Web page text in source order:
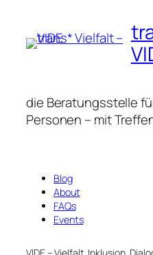
die Beratungsstelle
Personen – mit
Blog
About
FAQs
Events